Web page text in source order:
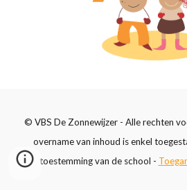
© VBS De Zonnewijzer - Alle rechten
overname van inhoud is enkel
toestemming van de school -